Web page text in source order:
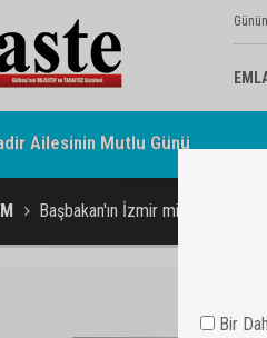
Esnafının Sesi Ankara
Başbakan'ın İzmir mitingi
Bir